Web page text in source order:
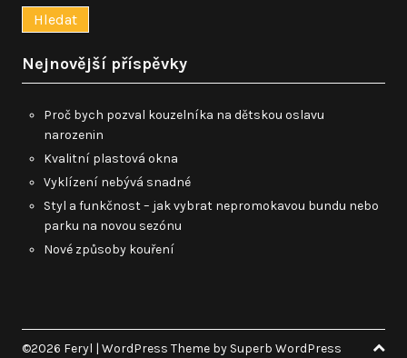
Nejnovější příspěvky
Proč bych pozval kouzelníka na dětskou oslavu
narozenin
Kvalitní plastová okna
Vyklízení nebývá snadné
Styl a funkčnost – jak vybrat nepromokavou bundu nebo
parku na novou sezónu
Nové způsoby kouření
©2026 Feryl | WordPress Theme by Superb WordPress